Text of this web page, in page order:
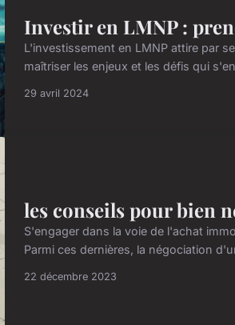
Investir en LMNP :
L'investissement en LMNP attire par
maîtriser les enjeux et les défis qui
29 avril 2024
les conseils pour bien
S'engager dans la voie de l'achat
Parmi ces dernières, la négociation
22 décembre 2023